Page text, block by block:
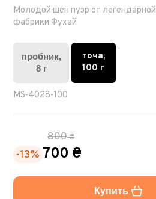
Молодой шен пуэр от легендарной
фабрики Фухай
пробник,
8 г
точа,
100 г
MS-4028-100
-13%
800₴
700 ₴
Купить